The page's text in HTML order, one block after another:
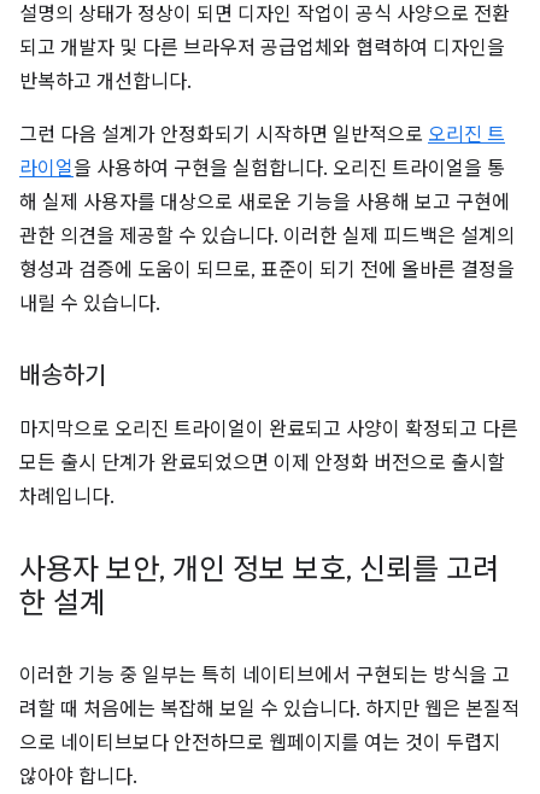
설명의 상태가 정상이 되면 디자인 작업이 공식 사양으로 전환
되고 개발자 및 다른 브라우저 공급업체와 협력하여 디자인을
반복하고 개선합니다.
그런 다음 설계가 안정화되기 시작하면 일반적으로 오리진 트
라이얼을 사용하여 구현을 실험합니다. 오리진 트라이얼을 통
해 실제 사용자를 대상으로 새로운 기능을 사용해 보고 구현에
관한 의견을 제공할 수 있습니다. 이러한 실제 피드백은 설계의
형성과 검증에 도움이 되므로, 표준이 되기 전에 올바른 결정을
내릴 수 있습니다.
배송하기
마지막으로 오리진 트라이얼이 완료되고 사양이 확정되고 다른
모든 출시 단계가 완료되었으면 이제 안정화 버전으로 출시할
차례입니다.
사용자 보안, 개인 정보 보호, 신뢰를 고려
한 설계
이러한 기능 중 일부는 특히 네이티브에서 구현되는 방식을 고
려할 때 처음에는 복잡해 보일 수 있습니다. 하지만 웹은 본질적
으로 네이티브보다 안전하므로 웹페이지를 여는 것이 두렵지
않아야 합니다.